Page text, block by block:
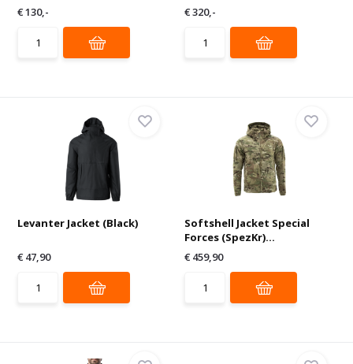
€ 130,-
€ 320,-
Levanter Jacket (Black)
€ 47,90
Softshell Jacket Special
Forces (SpezKr)...
€ 459,90